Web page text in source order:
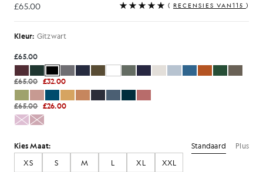
£65.00
£65.00 ( RECENSIES VAN115 )
Kleur: Gitzwart
£65.00
£65.00 £32.00
£65.00 £26.00
Kies Maat: Standaard
Plus
XS
S M L XL
XXL